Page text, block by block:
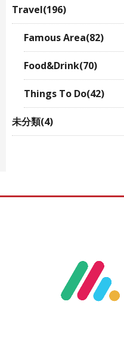
Travel(196)
Famous Area(82)
Food&Drink(70)
Things To Do(42)
未分類(4)